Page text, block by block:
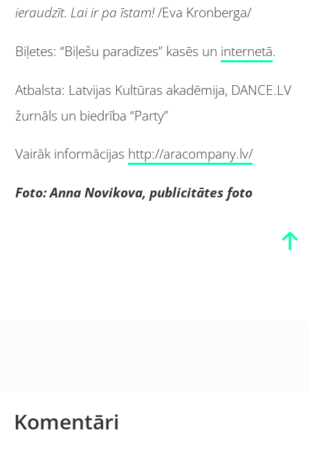
ieraudzīt. Lai ir pa īstam!/Eva Kronberga/
Biļetes: “Biļešu paradīzes” kasēs un internetā.
Atbalsta: Latvijas Kultūras akadēmija, DANCE.LV
žurnāls un biedrība “Party”
Vairāk informācijas http://aracompany.lv/
Foto: Anna Novikova, publicitātes foto
Komentāri